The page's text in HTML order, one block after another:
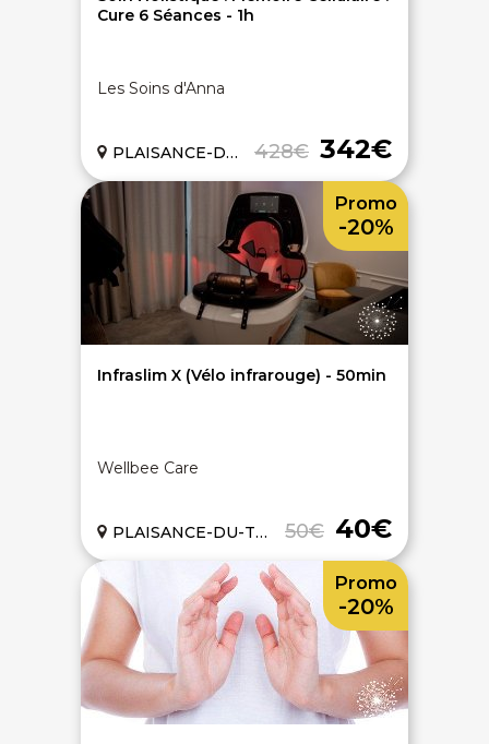
Cure 6 Séances - 1h
Les Soins d'Anna
428€ 342€
PLAISANCE-DU-TOUCH (31)
Infraslim X (Vélo infrarouge) - 50min
Wellbee Care
50€ 40€
PLAISANCE-DU-TOUCH (31)
Promo
-20%
Promo
-20%